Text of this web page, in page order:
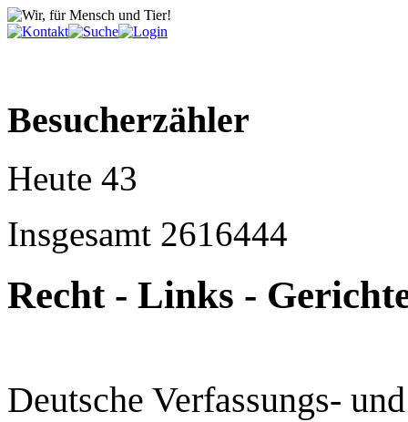
Besucherzähler
Heute 43
Insgesamt 2616444
Recht - Links -
Deutsche Verfassungs-